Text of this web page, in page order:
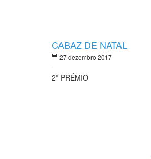
CABAZ DE NATAL
27 dezembro 2017
2º PRÉMIO